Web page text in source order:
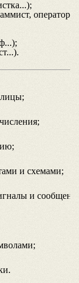
оператор
и схемами;
и